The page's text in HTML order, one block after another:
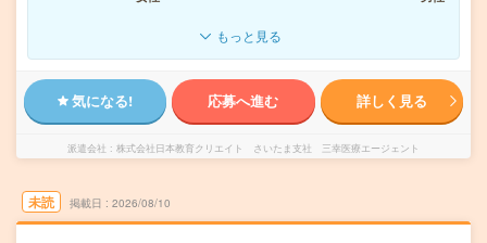
もっと見る
気になる! 応募へ進む 詳しく見る
派遣会社 株式会社日本教育クリエイト さいたま支社 三幸医療エージェント
未読 掲載日 2026/08/10